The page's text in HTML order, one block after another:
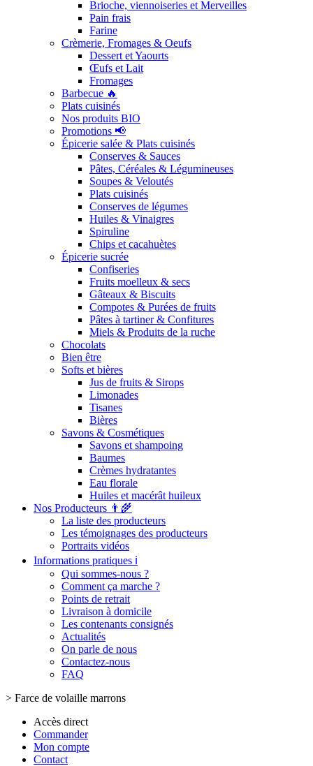
Brioche, viennoiseries et Merveilles
Pain frais
Farine
Crèmerie, Fromages & Oeufs
Dessert et Yaourts
Œufs et Lait
Fromages
Barbecue 🔥
Plats cuisinés
Nos produits BIO
Promotions 📢
Épicerie salée & Plats cuisinés
Conserves & Sauces
Pâtes, Céréales & Légumineuses
Soupes & Veloutés
Plats cuisinés
Conserves de légumes
Huiles & Vinaigres
Spiruline
Chips et cacahuètes
Épicerie sucrée
Confiseries
Fruits moelleux & secs
Gâteaux & Biscuits
Compotes & Purées de fruits
Pâtes à tartiner & Confitures
Miels & Produits de la ruche
Chocolats
Bien être
Softs et bières
Jus de fruits & Sirops
Limonades
Tisanes
Bières
Savons & Cosmétiques
Savons et shampoing
Baumes
Crèmes hydratantes
Eau florale
Huiles et macérât huileux
Nos Producteurs 👨‍🌾
La liste des producteurs
Les témoignages des producteurs
Portraits vidéos
Informations pratiques ℹ️
Qui sommes-nous ?
Comment ça marche ?
Points de retrait
Livraison à domicile
Les contenants consignés
Actualités
On parle de nous
Contactez-nous
FAQ
> Farce de volaille marrons
Accès direct
Commander
Mon compte
Contact